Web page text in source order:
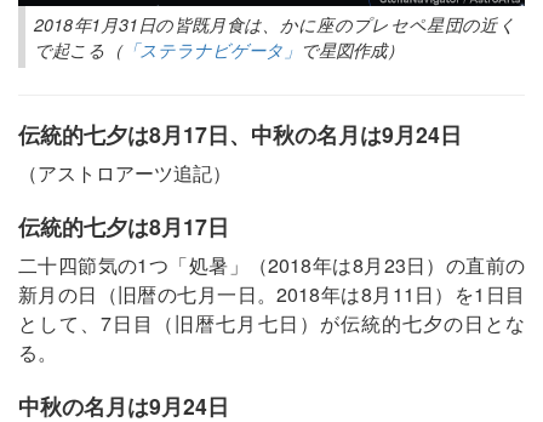
2018年1月31日の皆既月食は、かに座のプレセペ星団の近く
で起こる（「ステラナビゲータ」 で星図作成）
伝統的七夕は8月17日、中秋の名月は9月24日
（アストロアーツ追記）
伝統的七夕は8月17日
二十四節気の1つ「処暑」（2018年は8月23日）の直前の
新月の日（旧暦の七月一日。2018年は8月11日）を1日目
として、7日目（旧暦七月七日）が伝統的七夕の日とな
る。
中秋の名月は9月24日